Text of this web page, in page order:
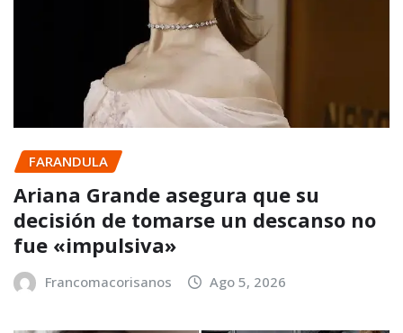
FARANDULA
Ariana Grande asegura que su
decisión de tomarse un descanso no
fue «impulsiva»
Francomacorisanos Ago 5, 2026